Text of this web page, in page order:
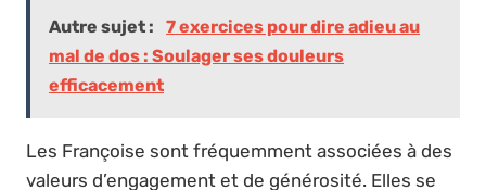
Autre sujet :
7 exercices pour dire adieu au
mal de dos : Soulager ses douleurs
efficacement
Les Françoise sont fréquemment associées à des
valeurs d’engagement et de générosité. Elles se